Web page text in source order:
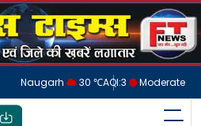
Naugarh 30 ℃AQI:3 Moderate